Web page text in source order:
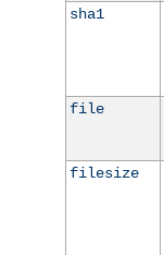
sha1
file
filesize